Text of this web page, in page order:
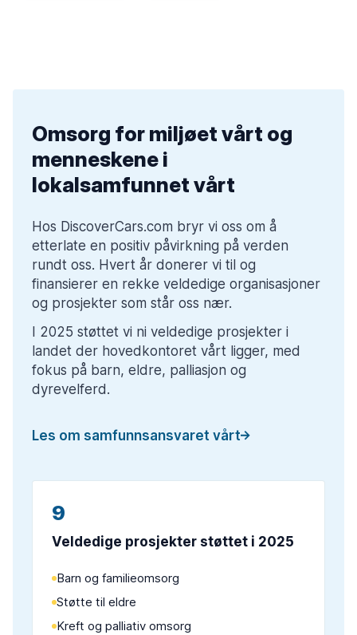
Omsorg for miljøet vårt og
menneskene i
lokalsamfunnet vårt
Hos DiscoverCars.com bryr vi oss om å
etterlate en positiv påvirkning på verden
rundt oss. Hvert år donerer vi til og
finansierer en rekke veldedige organisasjoner
og prosjekter som står oss nær.
I 2025 støttet vi ni veldedige prosjekter i
landet der hovedkontoret vårt ligger, med
fokus på barn, eldre, palliasjon og
dyrevelferd.
Les om samfunnsansvaret vårt
9
Veldedige prosjekter støttet i 2025
Barn og familieomsorg
Støtte til eldre
Kreft og palliativ omsorg